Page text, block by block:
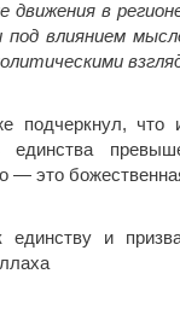
движения в
влиянием
подчеркнул, что
единства
— это
и